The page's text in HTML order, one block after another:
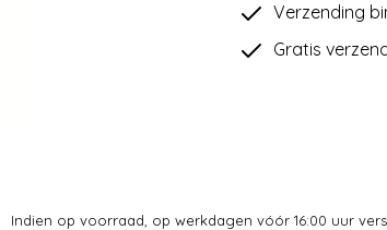
Verzending
Gratis
Indien op voorraad, op werkdagen vóór 16:00 uur